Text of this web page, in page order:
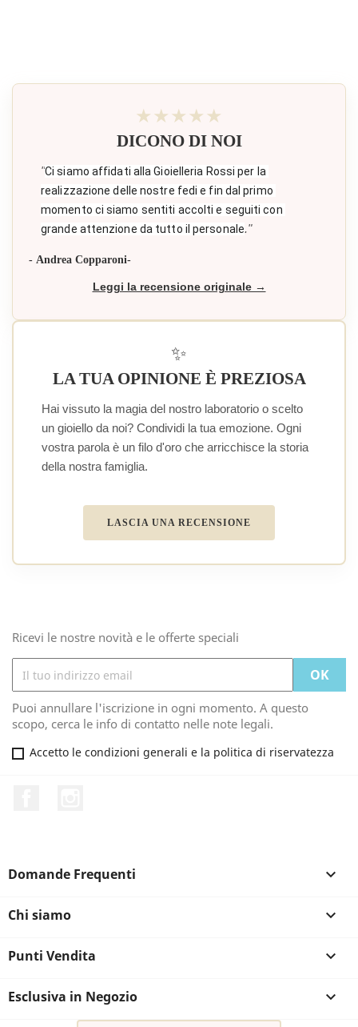
★★★★★
DICONO DI NOI
"Ci siamo affidati alla Gioielleria Rossi per la
realizzazione delle nostre fedi e fin dal primo
momento ci siamo sentiti accolti e seguiti con
grande attenzione da tutto il personale."
- Andrea Copparoni-
Leggi la recensione originale →
✨
LA TUA OPINIONE È PREZIOSA
Hai vissuto la magia del nostro laboratorio o scelto
un gioiello da noi? Condividi la tua emozione. Ogni
vostra parola è un filo d'oro che arricchisce la storia
della nostra famiglia.
LASCIA UNA RECENSIONE
Ricevi le nostre novità e le offerte speciali
Puoi annullare l'iscrizione in ogni momento. A questo
scopo, cerca le info di contatto nelle note legali.
Accetto le condizioni generali e la politica di riservatezza
Domande Frequenti 
Chi siamo 
Punti Vendita 
Esclusiva in Negozio 